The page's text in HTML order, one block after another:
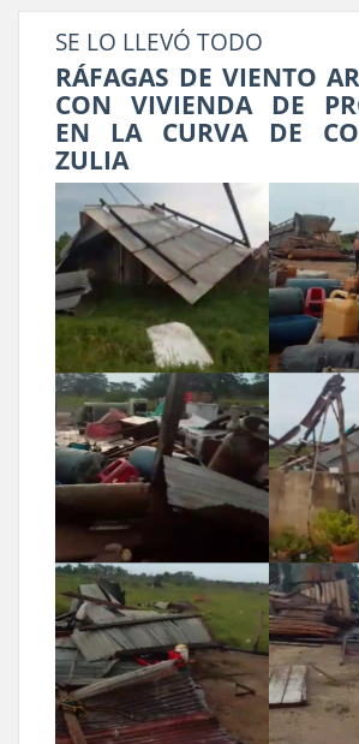
SE LO LLEVÓ TODO
RÁFAGAS DE VIENTO
CON VIVIENDA DE
EN LA CURVA DE
ZULIA